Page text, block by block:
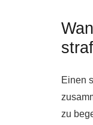
Einen
zu